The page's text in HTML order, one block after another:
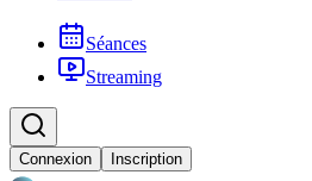
Séances
Streaming
Connexion Inscription